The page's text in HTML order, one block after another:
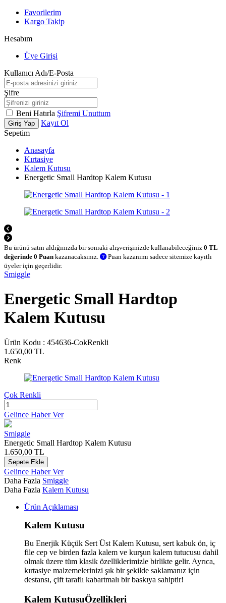
Favorilerim
Kargo Takip
Hesabım
Üye Girişi
Kullanıcı Adı/E-Posta
Şifre
Beni Hatırla Şifremi Unuttum
Giriş Yap
Kayıt Ol
Sepetim
Anasayfa
Kırtasiye
Kalem Kutusu
Energetic Small Hardtop Kalem Kutusu
Bu ürünü satın aldığınızda bir sonraki alışverişinizde kullanabileceğiniz 0 TL
değerinde 0 Puan kazanacaksınız.
Puan kazanımı sadece sitemize kayıtlı
üyeler için geçerlidir.
Smiggle
Energetic Small Hardtop
Kalem Kutusu
Ürün Kodu : 454636-CokRenkli
1.650,00 TL
Renk
Çok Renkli
Gelince Haber Ver
Smiggle
Energetic Small Hardtop Kalem Kutusu
1.650,00 TL
Sepete Ekle
Gelince Haber Ver
Daha Fazla Smiggle
Daha Fazla Kalem Kutusu
Ürün Açıklaması
Kalem Kutusu
Bu Enerjik Küçük Sert Üst Kalem Kutusu, sert kabuk ön, iç
file cep ve birden fazla kalem ve kurşun kalem tutucusu dahil
olmak üzere tüm klasik özelliklerimizle birlikte gelir. Ayrıca,
kırtasiye malzemelerinizi şık bir şekilde saklamanız için
destansı, çift taraflı kabartmalı bir baskıya sahiptir!
Kalem KutusuÖzellikleri